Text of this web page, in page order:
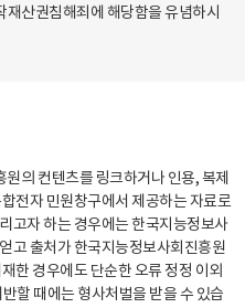
산권침해죄에 해당함을 유념하시
의 컨텐츠를 링크하거나 인용, 복제
전자 민원창구에서 제공하는 자료로
고자 하는 경우에는 한국지능정보사
고 출처가 한국지능정보사회진흥원
한 경우에도 단순한 오류 정정 이외
할 때에는 형사처벌을 받을 수 있습